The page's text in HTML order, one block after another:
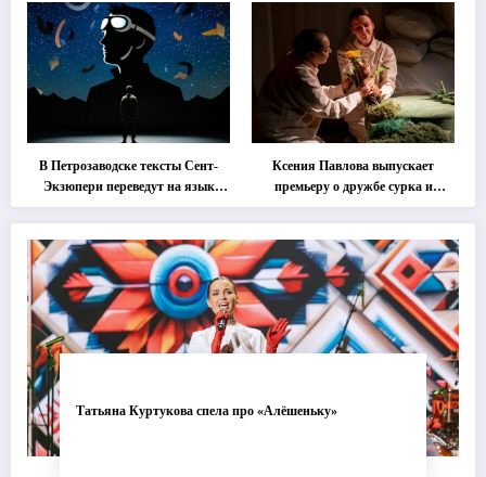
втором этапе фестиваля
«Монокль»
В Петрозаводске тексты Сент-
Экзюпери переведут на язык
современной хореографии
Ксения Павлова выпускает
премьеру о дружбе сурка и
одуванчика
Татьяна Куртукова спела про «Алёшеньку»